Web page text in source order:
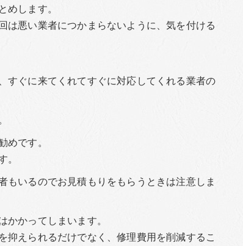
します。
悪い業者につかまらないように、気を付ける
すぐに来てくれてすぐに対応してくれる業者の
です。
いるのでお見積もりをもらうときは注意しま
かってしまいます。
えられるだけでなく、修理費用を削減するこ